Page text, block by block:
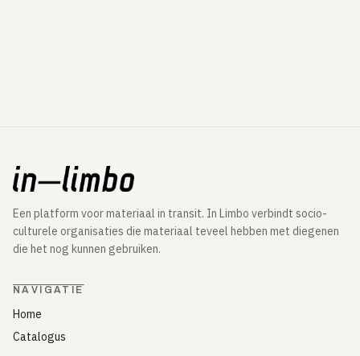
Een platform voor materiaal in transit. In Limbo verbindt socio-
culturele organisaties die materiaal teveel hebben met diegenen
die het nog kunnen gebruiken.
NAVIGATIE
Home
Catalogus